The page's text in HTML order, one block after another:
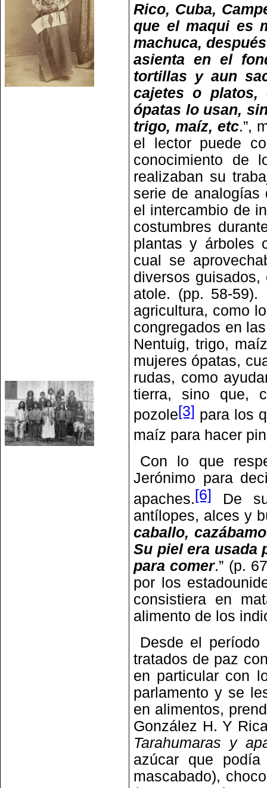
Rico, Cuba,
que el maqui es
machuca,
asienta en el
tortillas y aun
cajetes o
ópatas lo usan,
trigo, maíz, etc.”,
el lector puede
conocimiento de
realizaban su
serie de analogías
el intercambio de
costumbres
plantas y árboles
cual se
diversos
atole. (pp. 58-
agricultura, como
congregados en
Nentuig, trigo,
mujeres ópatas,
rudas, como
tierra, sino que,
pozole[3] para los
maíz para hacer
Con lo que
Jerónimo para
apaches. [6]
De
antílopes, alces y
caballo,
Su piel era usada
para comer.” (p.
por los
consistiera en
alimento de los
Desde el período
tratados de paz
en particular con
parlamento y se
en alimentos,
González H. Y
Tarahumaras y
azúcar que
mascabado),